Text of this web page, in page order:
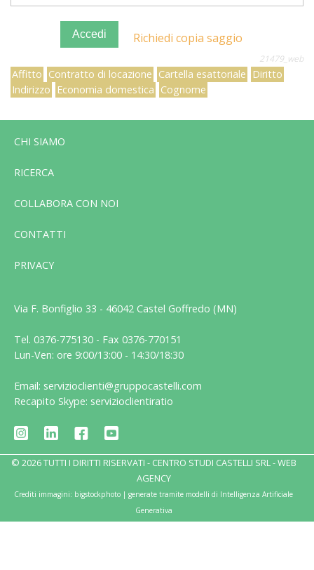
Accedi Richiedi copia saggio
21479_web
Affitto Contratto di locazione Cartella esattoriale Diritto
Indirizzo Economia domestica Cognome
CHI SIAMO
RICERCA
COLLABORA CON NOI
CONTATTI
PRIVACY
Via F. Bonfiglio 33 - 46042 Castel Goffredo (MN)
Tel. 0376-775130 - Fax 0376-770151
Lun-Ven: ore 9:00/13:00 - 14:30/18:30
Email: servizioclienti@gruppocastelli.com
Recapito Skype: servizioclientiratio
© 2026 TUTTI I DIRITTI RISERVATI - CENTRO STUDI CASTELLI SRL -WEB
AGENCY
Crediti immagini: bigstockphoto | generate tramite modelli di Intelligenza Artificiale
Generativa